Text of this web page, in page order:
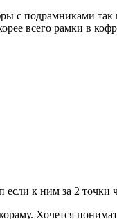
с подрамниками
всего рамки в
к ним за 2 точки
Хочется